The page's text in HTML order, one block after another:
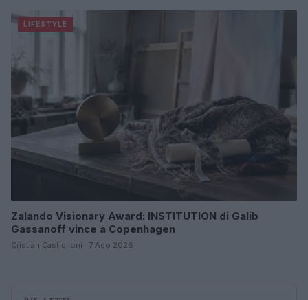
LIFESTYLE
Zalando Visionary Award: INSTITUTION di Galib
Gassanoff vince a Copenhagen
Cristian Castiglioni · 7 Ago 2026